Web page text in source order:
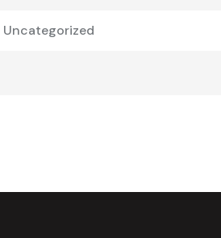
Uncategorized